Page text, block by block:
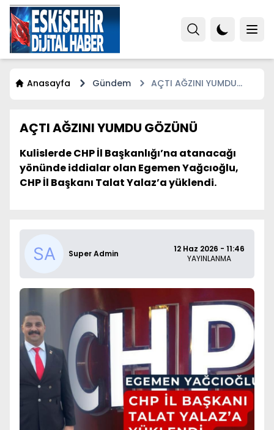
Anasayfa Gündem
AÇTI AĞZINI YUMDU
AÇTI AĞZINI YUMDU GÖZÜNÜ
Kulislerde CHP İl Başkanlığı’na atanacağı
yönünde iddialar olan Egemen Yağcıoğlu,
CHP İl Başkanı Talat Yalaz’a yüklendi.
Super Admin
12 Haz 2026 - 11:46
YAYINLANMA